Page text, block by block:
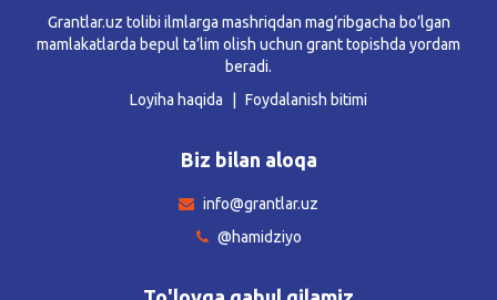
Grantlar.uz tolibi ilmlarga mashriqdan mag’ribgacha bo’lgan
mamlakatlarda bepul ta’lim olish uchun grant topishda yordam
beradi.
Loyiha haqida
Foydalanish bitimi
Biz bilan aloqa
info@grantlar.uz
@hamidziyo